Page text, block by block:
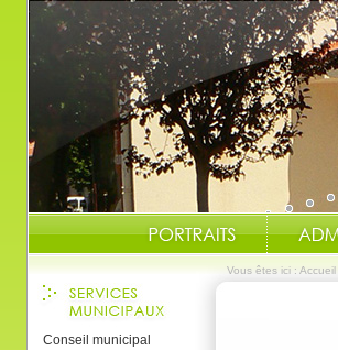
Vous êtes ici : Accueil
Conseil municipal